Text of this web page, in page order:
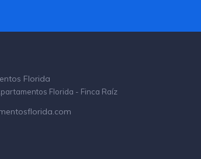
Florida - Finca Raíz